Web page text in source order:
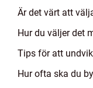
Är det värt att
Hur du väljer det
Tips för att
Hur ofta ska du